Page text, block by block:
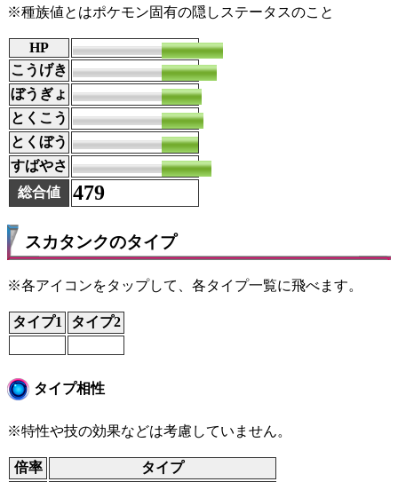
※種族値とはポケモン固有の隠しステータスのこと
HP
103
こうげき
93
ぼうぎょ
67
とくこう
71
とくぼう
61
すばやさ
84
総合値
479
スカタンクのタイプ
※各アイコンをタップして、各タイプ一覧に飛べます。
タイプ1 タイプ2
タイプ相性
※特性や技の効果などは考慮していません。
倍率
タイプ